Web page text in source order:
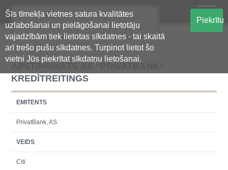
Šīs tīmekļa vietnes satura kvalitātes
uzlabošanai un pielāgošanai lietotāju
vajadzībām tiek lietotas sīkdatnes - tai skaitā
arī trešo pušu sīkdatnes. Turpinot lietot šo
vietni Jūs piekrītat sīkdatņu lietošanai.
Piekrītu
Oficiālā regulētās informācijas
centralizētā glabāšanas sistēma
APSTIPRINĀTS AS “PRIVATBANK”
KREDĪTREITINGS
EMITENTS
PrivatBank, AS
VEIDS
Citi